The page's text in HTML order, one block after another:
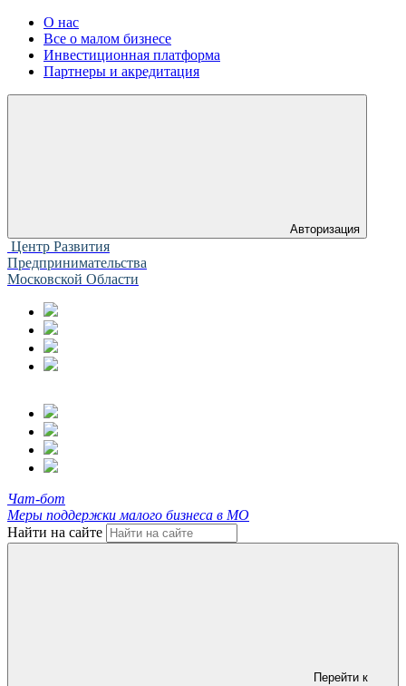
О нас
Все о малом бизнесе
Инвестиционная платформа
Партнеры и акредитация
Авторизация
Центр Развития
Предпринимательства
Московской Области
Чат-бот
Меры поддержки малого бизнеса в МО
Найти на сайте
Перейти к